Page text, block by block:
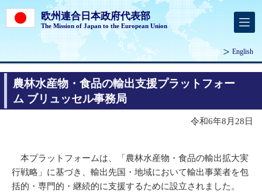
欧州連合日本政府代表部
The Mission of Japan to the European Union
English
農林水産物・食品の輸出支援プラットフォー
ム ブリュッセル事務局
令和6年8月28日
本プラットフォームは、「農林水産物・食品の輸出拡大実
行戦略」に基づき、輸出先国・地域において輸出事業者を包
括的・専門的・継続的に支援するために設立されました。